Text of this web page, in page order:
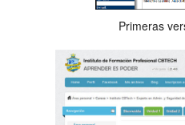
Primeras